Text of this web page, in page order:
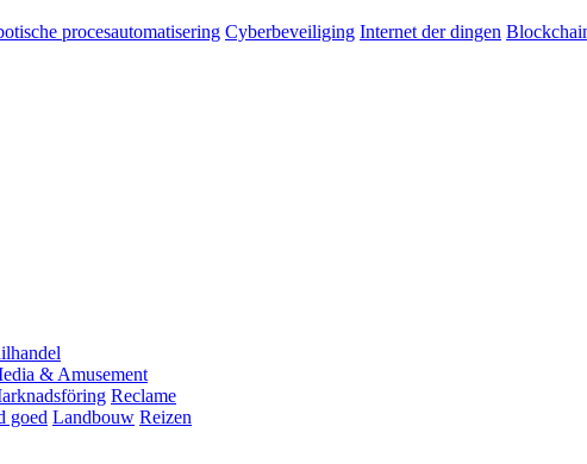
procesautomatisering Cyberbeveiliging Internet der dingen
& Amusement
Reclame
goed Landbouw Reizen